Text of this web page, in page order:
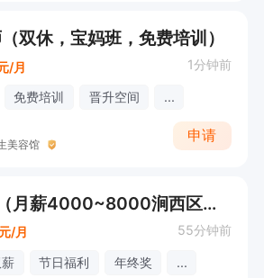
双休，宝妈班，免费培训）
/月 1分钟前
免费培训 晋升空间 ...
美容馆
申请
樊文花美容师（月薪4000~8000涧西区就近安排）
元/月 55分钟前
节日福利 年终奖 ...